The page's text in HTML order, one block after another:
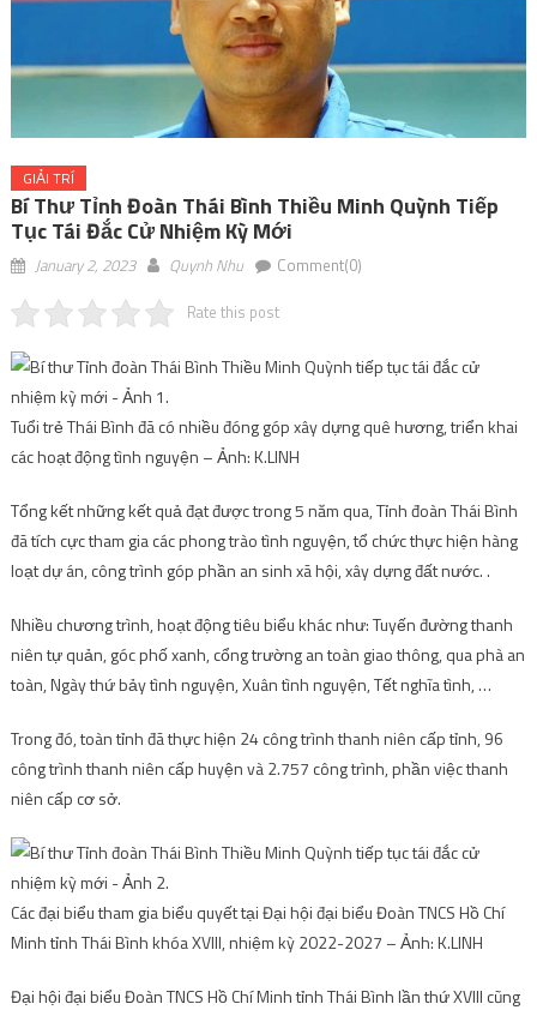
GIẢI TRÍ
Bí Thư Tỉnh Đoàn Thái Bình Thiều Minh Quỳnh Tiếp
Tục Tái Đắc Cử Nhiệm Kỳ Mới
January 2, 2023 Quynh Nhu Comment(0)
Rate this post
Tuổi trẻ Thái Bình đã có nhiều đóng góp xây dựng quê hương, triển khai
các hoạt động tình nguyện – Ảnh: K.LINH
Tổng kết những kết quả đạt được trong 5 năm qua, Tỉnh đoàn Thái Bình
đã tích cực tham gia các phong trào tình nguyện, tổ chức thực hiện hàng
loạt dự án, công trình góp phần an sinh xã hội, xây dựng đất nước. .
Nhiều chương trình, hoạt động tiêu biểu khác như: Tuyến đường thanh
niên tự quản, góc phố xanh, cổng trường an toàn giao thông, qua phà an
toàn, Ngày thứ bảy tình nguyện, Xuân tình nguyện, Tết nghĩa tình, …
Trong đó, toàn tỉnh đã thực hiện 24 công trình thanh niên cấp tỉnh, 96
công trình thanh niên cấp huyện và 2.757 công trình, phần việc thanh
niên cấp cơ sở.
Các đại biểu tham gia biểu quyết tại Đại hội đại biểu Đoàn TNCS Hồ Chí
Minh tỉnh Thái Bình khóa XVIII, nhiệm kỳ 2022-2027 – Ảnh: K.LINH
Đại hội đại biểu Đoàn TNCS Hồ Chí Minh tỉnh Thái Bình lần thứ XVIII cũng